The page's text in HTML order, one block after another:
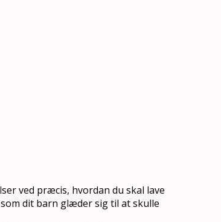
ved præcis, hvordan du skal lave
dit barn glæder sig til at skulle